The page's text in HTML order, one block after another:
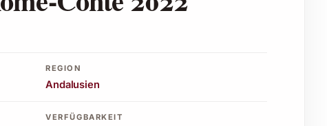
REGION
Andalusien
VERFÜGBARKEIT